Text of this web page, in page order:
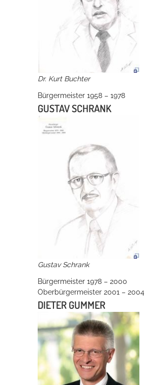
Dr. Kurt Buchter
Bürgermeister 1958 – 1978
GUSTAV SCHRANK
Gustav Schrank
Bürgermeister 1978 – 2000
Oberbürgermeister 2001 – 2004
DIETER GUMMER